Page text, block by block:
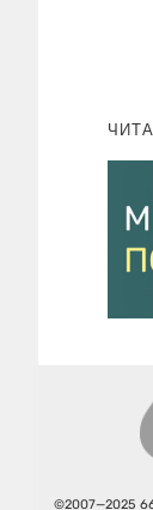
©2007—2025